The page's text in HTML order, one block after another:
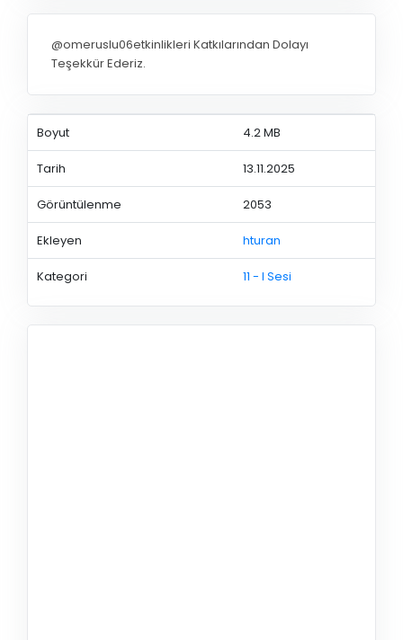
@omeruslu06etkinlikleri Katkılarından Dolayı
Teşekkür Ederiz.
Boyut 4.2 MB
Tarih 13.11.2025
Görüntülenme 2053
Ekleyen hturan
Kategori 11 - I Sesi